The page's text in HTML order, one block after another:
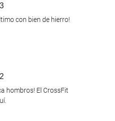
con bien de hierro!
hombros! El CrossFit